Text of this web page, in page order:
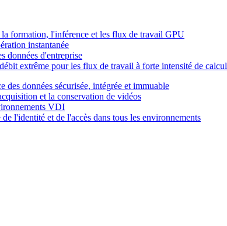
formation, l'inférence et les flux de travail GPU
instantanée
données d'entreprise
extrême pour les flux de travail à forte intensité de calcul
des données sécurisée, intégrée et immuable
et la conservation de vidéos
VDI
l'identité et de l'accès dans tous les environnements